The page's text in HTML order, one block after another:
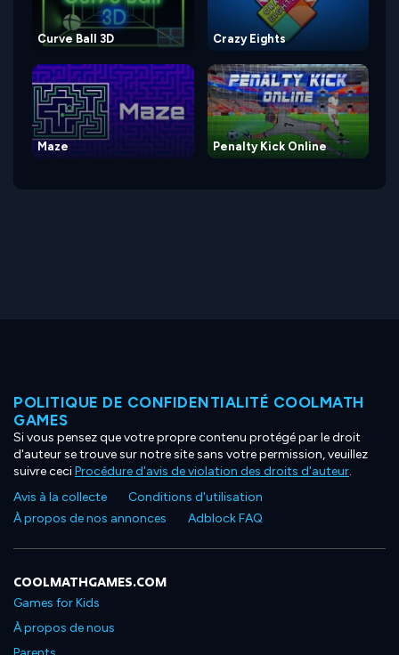
Curve Ball 3D Crazy Eights
Maze Penalty Kick Online
POLITIQUE DE CONFIDENTIALITÉ COOLMATH
GAMES
Si vous pensez que votre propre contenu protégé par le droit
d'auteur se trouve sur notre site sans votre permission, veuillez
suivre ceciProcédure d'avis de violation des droits d'auteur.
Avis à la collecte
Conditions d'utilisation
À propos de nos annonces
Adblock FAQ
COOLMATHGAMES.COM
Games for Kids
À propos de nous